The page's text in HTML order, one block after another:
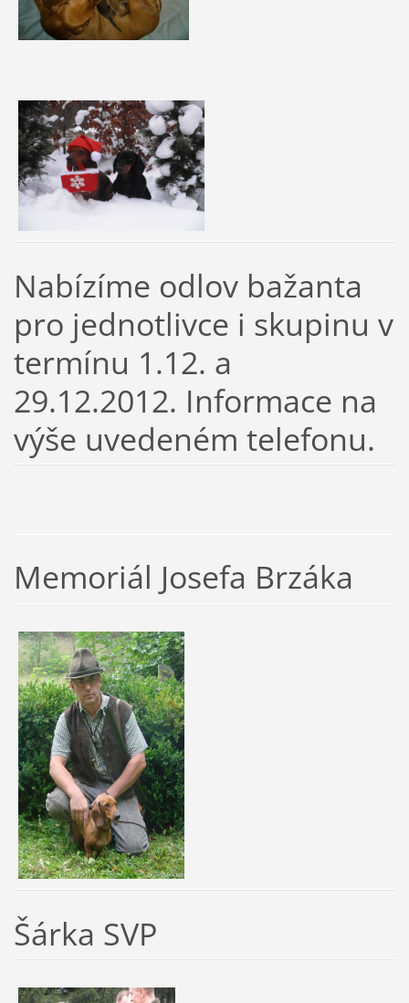
Nabízíme odlov bažanta
pro jednotlivce i skupinu v
termínu 1.12. a
29.12.2012. Informace na
výše uvedeném telefonu.
Memoriál Josefa Brzáka
Šárka SVP